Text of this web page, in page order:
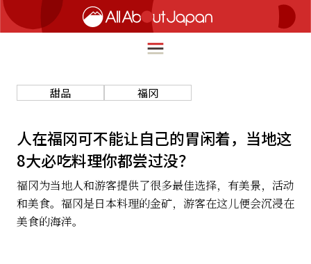
简体中文
繁體中文
ภาษาไทย
HOME
旅行
美食
文化
甜品 福冈
人在福冈可不能让自己的胃闲着，当地这
8大必吃料理你都尝过没？
福冈为当地人和游客提供了很多最佳选择，有美景，活动
和美食。福冈是日本料理的金矿，游客在这儿便会沉浸在
美食的海洋。